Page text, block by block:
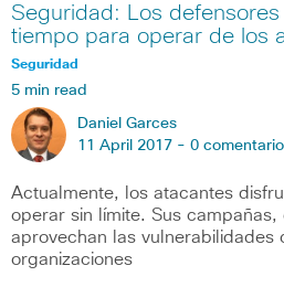
Seguridad: Los
tiempo para operar de los
Seguridad
5 min read
Daniel Garces
11 April 2017 - 0
Actualmente, los atacantes
operar sin límite. Sus
aprovechan las vulnerabilidades
organizaciones